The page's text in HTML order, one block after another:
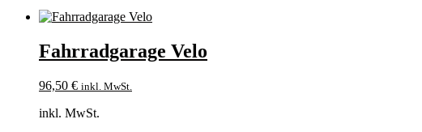
Fahrradgarage Velo
96,50 € inkl. MwSt.
inkl. MwSt.